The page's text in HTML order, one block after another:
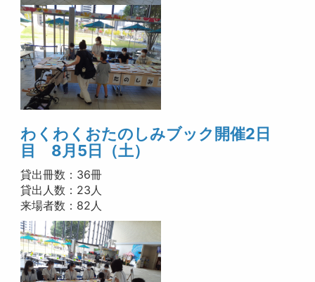
わくわく おたのしみブック開催2日
目 8月5日（土）
貸出冊数：36冊
貸出人数：23人
来場者数：82人